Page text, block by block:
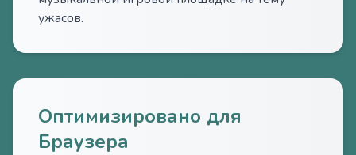
ужасов.
Оптимизировано для
Браузера